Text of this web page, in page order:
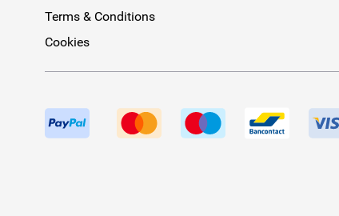
Terms & Conditions
Cookies